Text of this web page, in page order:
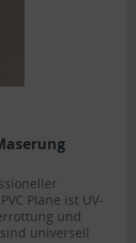
Plane ist UV-
und
universell